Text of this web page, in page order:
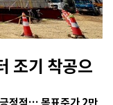
조기 착공으